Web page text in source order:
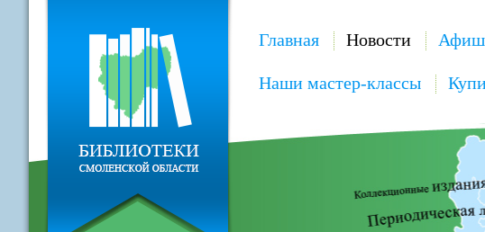
Главная Новости
Наши мастер-классы